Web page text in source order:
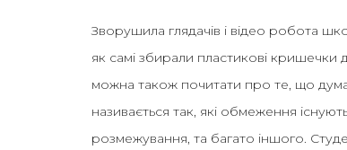
Зворушила глядачів і відео робота
як самі збирали пластикові
можна також почитати про те, що
називається так, які обмеження
розмежування, та багато іншого.